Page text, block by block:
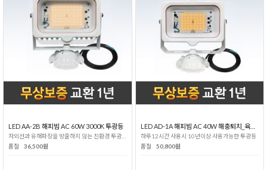
LED AA-2B 해피빔 AC 60W 3000K 투광등
품절
36,500원
LED AD-1A 해피빔 AC 40W 해충퇴치_육계성장 투광등
하루12시간 사용시 10년이상 사용가능한 투광등
품절
50,800원